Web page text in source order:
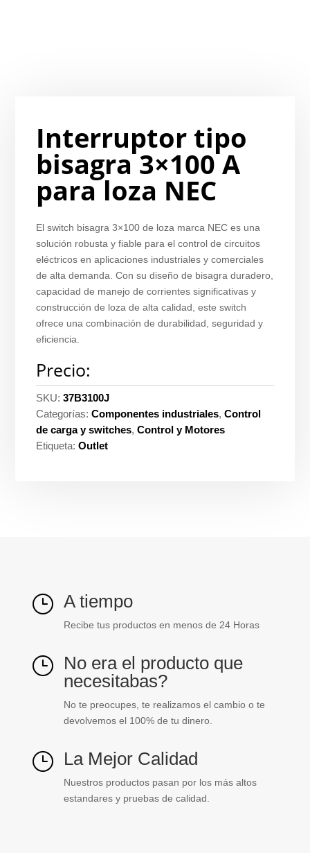
Interruptor tipo
bisagra 3×100 A
para loza NEC
El switch bisagra 3×100 de loza marca NEC es una
solución robusta y fiable para el control de circuitos
eléctricos en aplicaciones industriales y comerciales
de alta demanda. Con su diseño de bisagra duradero,
capacidad de manejo de corrientes significativas y
construcción de loza de alta calidad, este switch
ofrece una combinación de durabilidad, seguridad y
eficiencia.
Precio:
SKU:37B3100J
Categorías:Componentes industriales,Control
de carga y switches,Control y Motores
Etiqueta:Outlet
} A tiempo
Recibe tus productos en menos de 24 Horas
} No era el producto que
necesitabas?
No te preocupes, te realizamos el cambio o te
devolvemos el 100% de tu dinero.
} La Mejor Calidad
Nuestros productos pasan por los más altos
estandares y pruebas de calidad.